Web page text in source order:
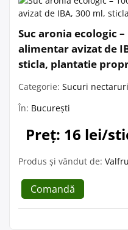
Suc aronia ecologic
alimentar avizat de
sticla, plantatie
Categorie: Sucuri
În: București
Preț: 16 lei/
Produs și vândut de:
Comandă